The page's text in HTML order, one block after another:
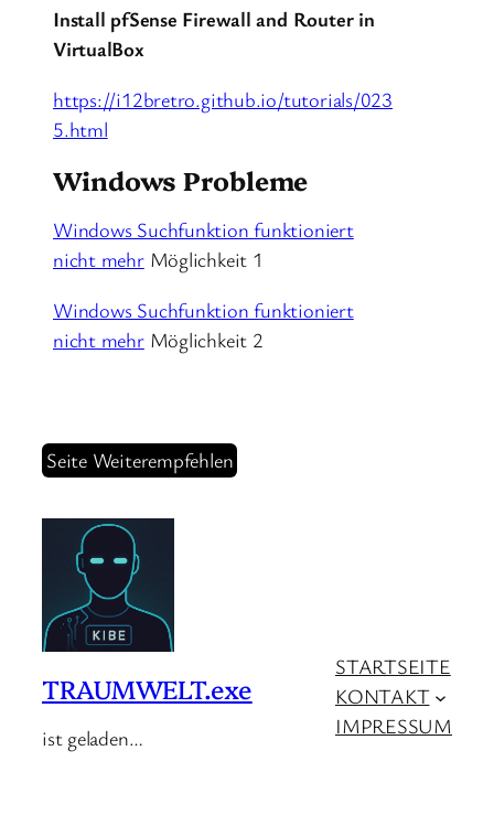
Install pfSense Firewall and Router in
VirtualBox
https://i12bretro.github.io/tutorials/023
5.html
Windows Probleme
Windows Suchfunktion funktioniert
nicht mehrMöglichkeit 1
Windows Suchfunktion funktioniert
nicht mehrMöglichkeit 2
Seite Weiterempfehlen
TRAUMWELT.exe
ist geladen…
STARTSEITE
KONTAKT
IMPRESSUM